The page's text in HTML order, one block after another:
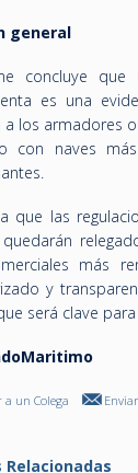
general
concluye
es una
a los armadores
con naves
que las
quedarán
más
y
será clave
a un Colega